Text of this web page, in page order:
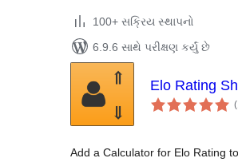
100+ સક્રિય સ્થાપનો
6.9.6 સાથે પરીક્ષણ કર્યું છે
Elo Rating
Add a Calculator for Elo Rating